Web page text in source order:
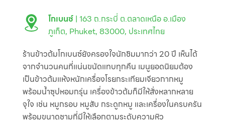
โกเบนซ์ | 163 ถ.กระบี่ ต.ตลาดเหนือ อ.เมือง
ภูเก็ต, Phuket, 83000, ประเทศไทย
ร้านข้าวต้มโกเบนซ์ยังครองใจนักชิมมากว่า 20 ปี เห็นได้
จากจำนวนคนที่แน่นขนัดแทบทุกคืน เมนูยอดนิยมต้อง
เป็นข้าวต้มแห้งหนักเครื่องโรยกระเทียมเจียวกากหมู
พร้อมน้ำซุปหอมกรุ่น เครื่องข้าวต้มก็มีให้สั่งหลากหลาย
จุใจ เช่น หมูกรอบ หมูสับ กระดูกหมู และเครื่องในครบครัน
พร้อมขนาดชามที่มีให้เลือกตามระดับความหิว